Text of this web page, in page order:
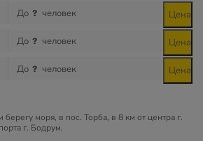
До человек Цена
До человек Цена
До человек Цена
берегу моря, в пос. Торба, в 8 км от центра г.
г. Бодрум.